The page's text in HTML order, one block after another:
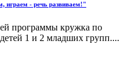
играем - речь развиваем!"
программы кружка по
1 и 2 младших групп....